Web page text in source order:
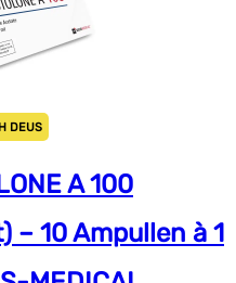
DEUS
A 100
– 10 Ampullen à 1